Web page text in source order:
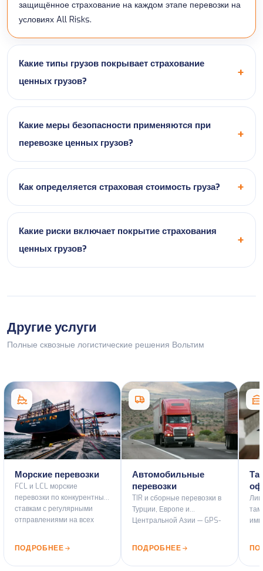
защищённое страхование на каждом этапе перевозки на
условиях All Risks.
Какие типы грузов покрывает страхование
ценных грузов?
Какие меры безопасности применяются при
перевозке ценных грузов?
Как определяется страховая стоимость груза?
Какие риски включает покрытие страхования
ценных грузов?
Другие услуги
Полные сквозные логистические решения Вольтим
Морские перевозки
FCL и LCL морские
перевозки по конкурентным
ставкам с регулярными
отправлениями на всех
ПОДРОБНЕЕ
Автомобильные
перевозки
TIR и сборные перевозки в
Турции, Европе и
Центральной Азии — GPS-
сертифицированные
автомобили.
ПОДРОБНЕЕ